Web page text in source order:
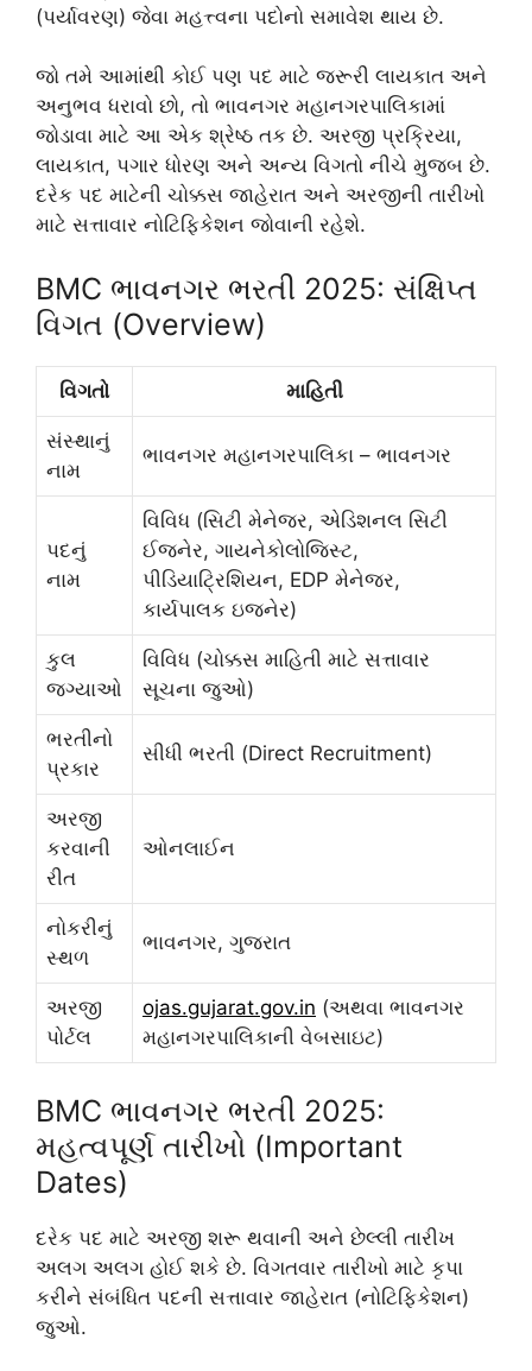
(પર્યાવરણ) જેવા મહત્ત્વના પદોનો સમાવેશ થાય છે.
જો તમે આમાંથી કોઈ પણ પદ માટે જરૂરી લાયકાત અને
અનુભવ ધરાવો છો, તો ભાવનગર મહાનગરપાલિકામાં
જોડાવા માટે આ એક શ્રેષ્ઠ તક છે. અરજી પ્રક્રિયા,
લાયકાત, પગાર ધોરણ અને અન્ય વિગતો નીચે મુજબ છે.
દરેક પદ માટેની ચોક્કસ જાહેરાત અને અરજીની તારીખો
માટે સત્તાવાર નોટિફિકેશન જોવાની રહેશે.
BMC ભાવનગર ભરતી 2025: સંક્ષિપ્ત
વિગત (Overview)
વિગતો માહિતી
સંસ્થાનું
નામ
ભાવનગર મહાનગરપાલિકા – ભાવનગર
પદનું
નામ
વિવિધ (સિટી મેનેજર, એડિશનલ સિટી
ઈજનેર, ગાયનેકોલોજિસ્ટ,
પીડિયાટ્રિશિયન, EDP મેનેજર,
કાર્યપાલક ઇજનેર)
કુલ
જગ્યાઓ
વિવિધ (ચોક્કસ માહિતી માટે સત્તાવાર
સૂચના જુઓ)
ભરતીનો
પ્રકાર
સીધી ભરતી (Direct Recruitment)
અરજી
કરવાની
રીત
ઓનલાઈન
નોકરીનું
સ્થળ
ભાવનગર, ગુજરાત
અરજી
પોર્ટલ
ojas.gujarat.gov.in (અથવા ભાવનગર
મહાનગરપાલિકાની વેબસાઇટ)
BMC ભાવનગર ભરતી 2025:
મહત્વપૂર્ણ તારીખો (Important
Dates)
દરેક પદ માટે અરજી શરૂ થવાની અને છેલ્લી તારીખ
અલગ અલગ હોઈ શકે છે. વિગતવાર તારીખો માટે કૃપા
કરીને સંબંધિત પદની સત્તાવાર જાહેરાત (નોટિફિકેશન)
જુઓ.